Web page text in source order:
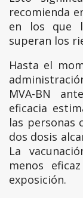
recomienda
en los que
superan los
Hasta el
MVA-BN
eficacia
las personas
dos dosis
La
menos
exposición.